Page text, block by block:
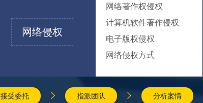
网络侵权
网络著作权侵权
计算机软件著作侵权
电子版权侵权
网络侵权方式
接受委托  指派团队  分析案情